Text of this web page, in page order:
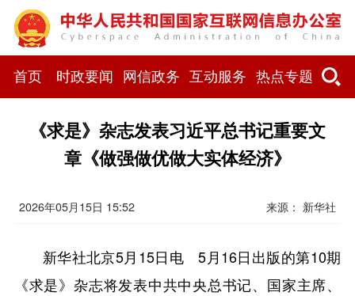
首页 时政要闻 网信政务 互动服务 热点专题
《求是》杂志发表习近平总书记重要文
章《做强做优做大实体经济》
2026年05月15日 15:52 来源： 新华社
新华社北京5月15日电 5月16日出版的第10期
《求是》杂志将发表中共中央总书记、国家主席、